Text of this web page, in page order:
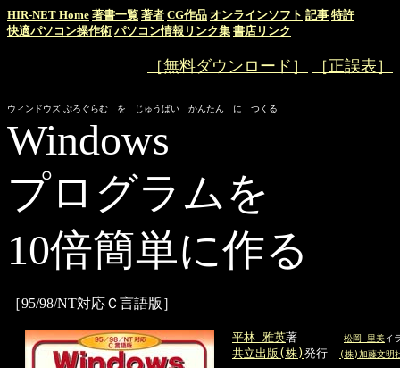
HIR-NET Home 著書一覧 著者 CG作品 オンラインソフト 記事 特許
快適パソコン操作術 パソコン情報リンク集 書店リンク
［無料ダウンロード］ ［正誤表］
ウィンドウズ ぷろぐらむ を じゅうばい かんたん に つくる
Windows
プログラムを
10倍簡単に作る
［95/98/NT対応Ｃ言語版］
平林 雅英著 松岡 里美イ
共立出版 (株) 発行 (株)加藤文明